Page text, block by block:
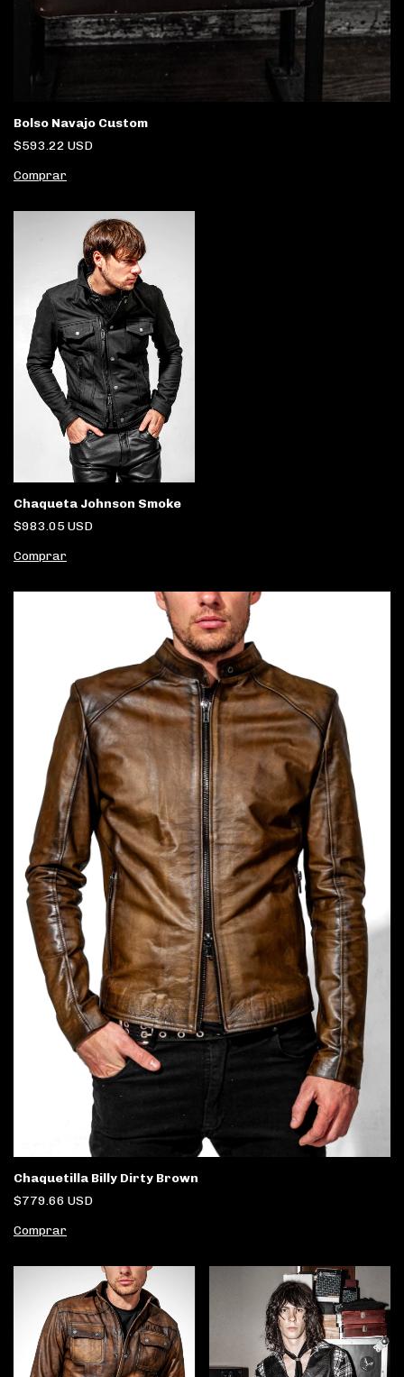
Bolso Navajo Custom
$593.22 USD
Comprar
Chaqueta Johnson Smoke
$983.05 USD
Comprar
Chaquetilla Billy Dirty Brown
$779.66 USD
Comprar